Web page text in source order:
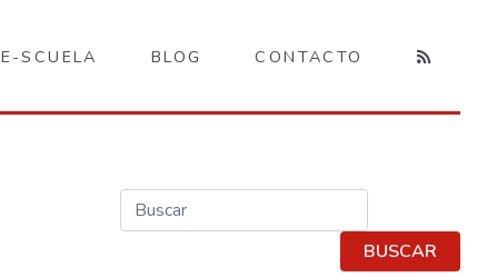
E-SCUELA BLOG CONTACTO
Buscar
BUSCAR